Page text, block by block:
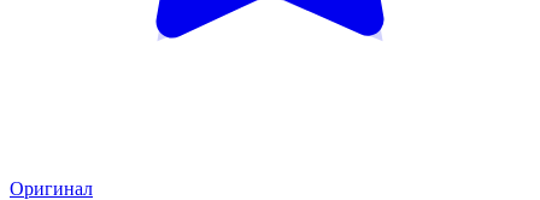
Оригинал